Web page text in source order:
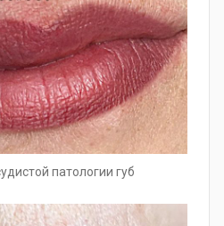
патологии губ